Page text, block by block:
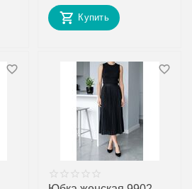
Купить